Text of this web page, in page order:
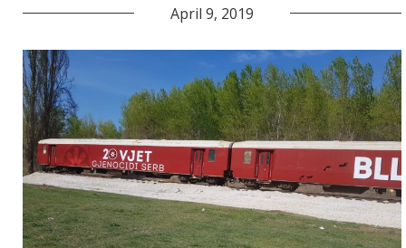
April 9, 2019